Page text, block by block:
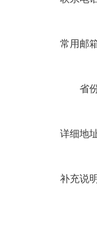
常用邮
省
详细地
补充说